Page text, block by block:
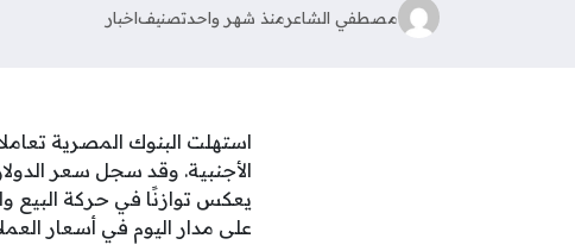
مصطفي الشاعرمنذ شهر واحدتصنيفاخبار
الأجنبية. وقد سجل سعر
يعكس توازنًا في حركة البيع
على مدار اليوم في أسعار